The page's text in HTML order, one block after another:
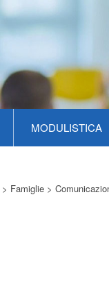
MODULISTICA
> Famiglie >